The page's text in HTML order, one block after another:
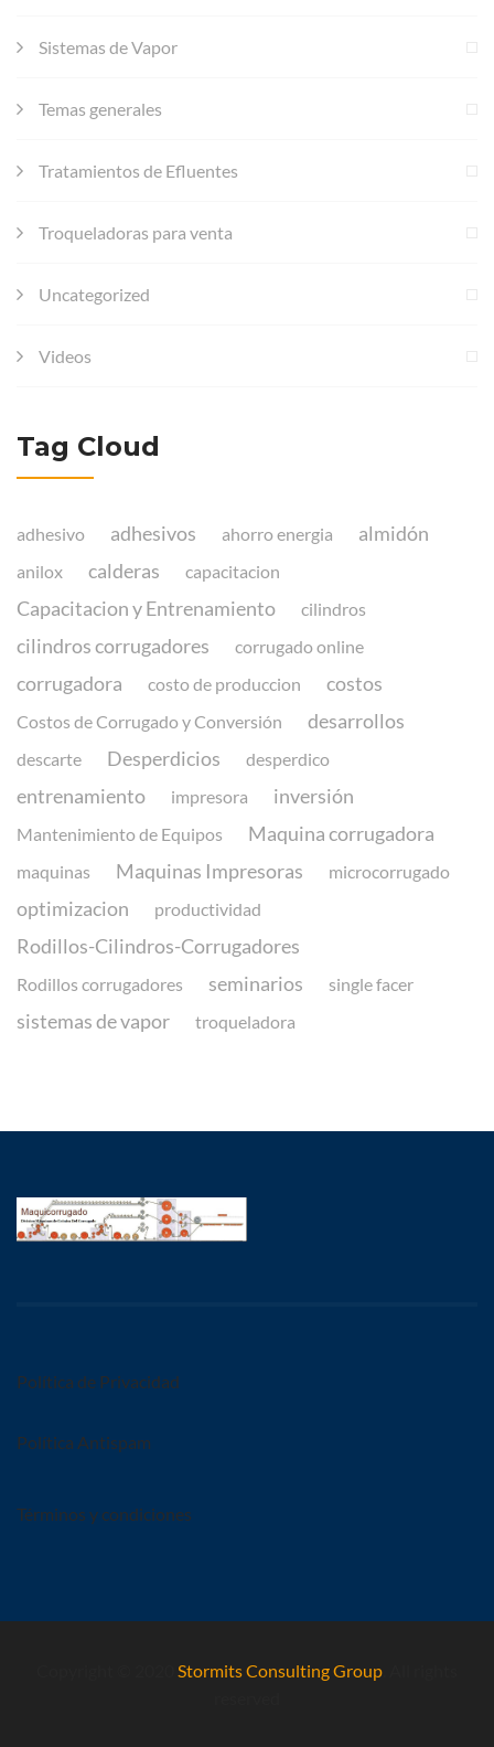
Sistemas de Vapor
Temas generales
Tratamientos de Efluentes
Troqueladoras para venta
Uncategorized
Videos
Tag Cloud
adhesivo adhesivos ahorro energia almidón
anilox calderas capacitacion
Capacitacion y Entrenamiento cilindros
cilindros corrugadores corrugado online
corrugadora costo de produccion costos
Costos de Corrugado y Conversión desarrollos
descarte Desperdicios desperdico
entrenamiento impresora inversión
Mantenimiento de Equipos Maquina corrugadora
maquinas Maquinas Impresoras microcorrugado
optimizacion productividad
Rodillos-Cilindros-Corrugadores
Rodillos corrugadores seminarios single facer
sistemas de vapor troqueladora
Política de Privacidad
Política Antispam
Términos y condiciones
Stormits Consulting Group